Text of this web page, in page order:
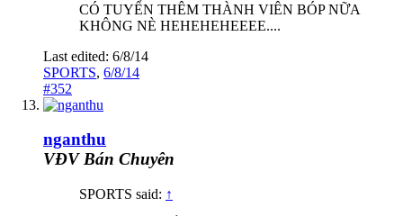
CÓ TUYỂN THÊM THÀNH VIÊN BÓP NỮA
KHÔNG NÈ HEHEHEHEEEE....
Last edited: 6/8/14
SPORTS, 6/8/14
#352
nganthu
VĐV Bán Chuyên
SPORTS said: ↑